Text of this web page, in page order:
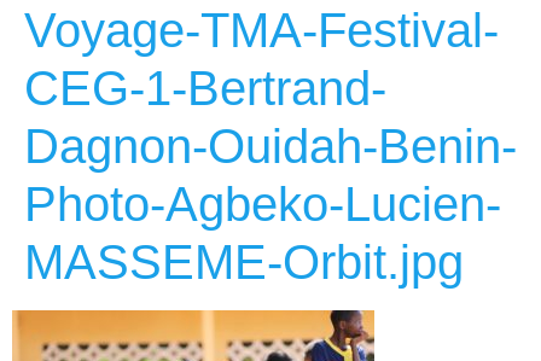
Voyage-TMA-Festival-
CEG-1-Bertrand-
Dagnon-Ouidah-Benin-
Photo-Agbeko-Lucien-
MASSEME-Orbit.jpg